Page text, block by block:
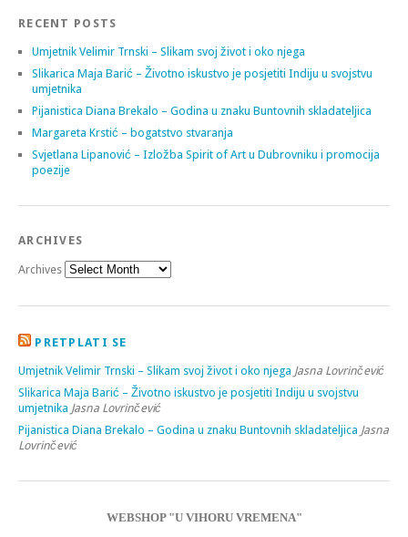
RECENT POSTS
Umjetnik Velimir Trnski – Slikam svoj život i oko njega
Slikarica Maja Barić – Životno iskustvo je posjetiti Indiju u svojstvu
umjetnika
Pijanistica Diana Brekalo – Godina u znaku Buntovnih skladateljica
Margareta Krstić – bogatstvo stvaranja
Svjetlana Lipanović – Izložba Spirit of Art u Dubrovniku i promocija
poezije
ARCHIVES
Archives
PRETPLATI SE
Umjetnik Velimir Trnski – Slikam svoj život i oko njega Jasna Lovrinčević
Slikarica Maja Barić – Životno iskustvo je posjetiti Indiju u svojstvu
umjetnika Jasna Lovrinčević
Pijanistica Diana Brekalo – Godina u znaku Buntovnih skladateljica Jasna
Lovrinčević
WEBSHOP "U VIHORU VREMENA"